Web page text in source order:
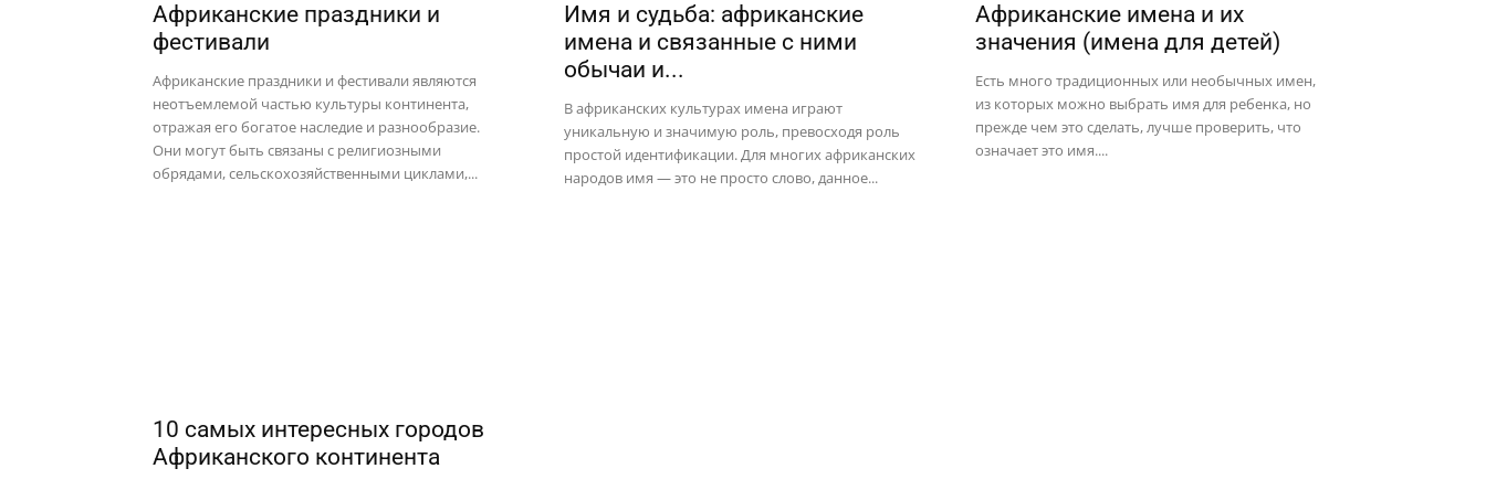
Африканские праздники и
фестивали
Африканские праздники и фестивали являются
неотъемлемой частью культуры континента,
отражая его богатое наследие и разнообразие.
Они могут быть связаны с религиозными
обрядами, сельскохозяйственными циклами,...
Имя и судьба: африканские
имена и связанные с ними
обычаи и...
В африканских культурах имена играют
уникальную и значимую роль, превосходя роль
простой идентификации. Для многих африканских
народов имя — это не просто слово, данное...
Африканские имена и их
значения (имена для детей)
Есть много традиционных или необычных имен,
из которых можно выбрать имя для ребенка, но
прежде чем это сделать, лучше проверить, что
означает это имя....
10 самых интересных городов
Африканского континента